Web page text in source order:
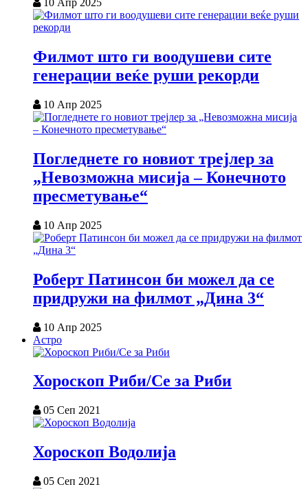
10 Апр 2025
Филмот што ги воодушеви сите
генерации веќе руши рекорди
10 Апр 2025
Погледнете го новиот трејлер за
„Невозможна мисија – Конечното
пресметување“
10 Апр 2025
Роберт Патинсон би можел да се
придружи на филмот „Дина 3“
10 Апр 2025
Астро
Хороскоп Риби/Се за Риби
05 Сеп 2021
Хороскоп Водолија
05 Сеп 2021